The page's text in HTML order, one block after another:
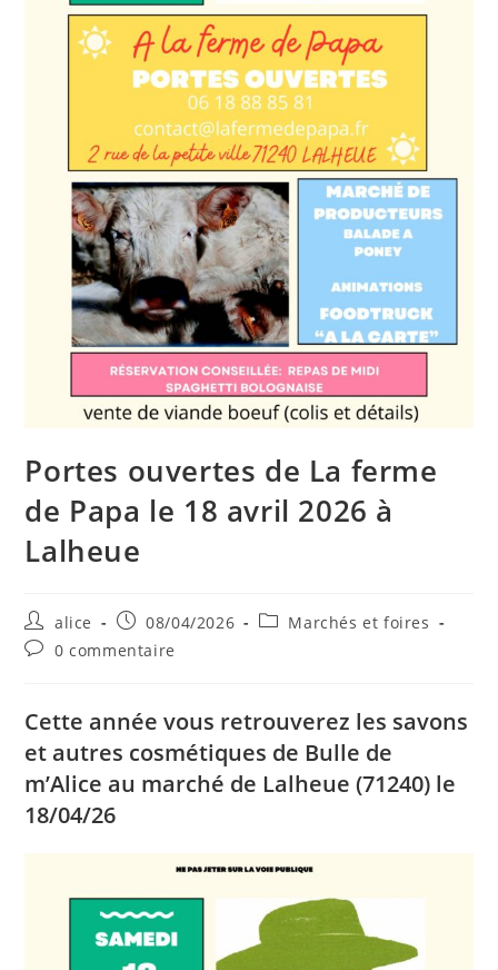
Portes ouvertes de La ferme
de Papa le 18 avril 2026 à
Lalheue
Auteur/autrice
de
la
alice
Publication
publiée :
08/04/2026
PostMarchés et foires
Commentaires
publication :
0 commentaire
Cette année vous retrouverez les savons
et autres cosmétiques de Bulle de
m’Alice au marché de Lalheue (71240) le
18/04/26